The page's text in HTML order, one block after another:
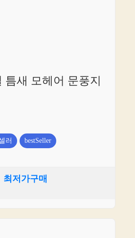
소
틈새 모헤어 문풍지
러 bestSeller
최저가구매